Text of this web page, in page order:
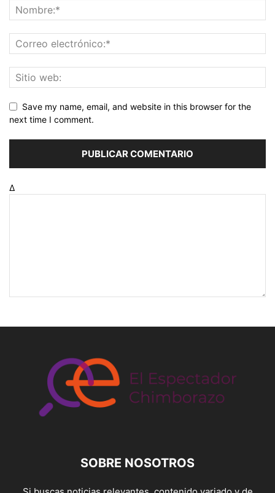
Save my name, email, and website in this browser for the
next time I comment.
Δ
SOBRE NOSOTROS